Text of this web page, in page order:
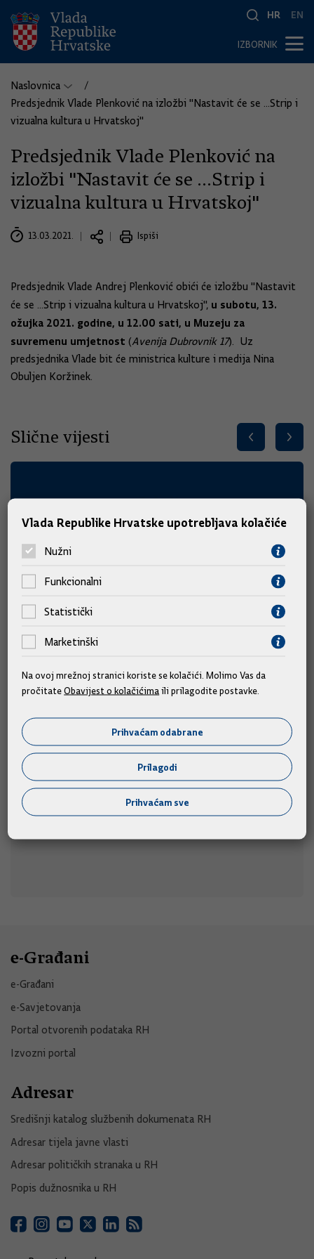
HR EN
IZBORNIK
Naslovnica
Predsjednik Vlade Plenković na izložbi "Nastavit će se ...Strip i
vizualna kultura u Hrvatskoj"
Predsjednik Vlade Plenković na
izložbi "Nastavit će se ...Strip i
vizualna kultura u Hrvatskoj"
13.03.2021. Ispiši
Predsjednik Vlade Andrej Plenković obići će izložbu "Nastavit
će se ...Strip i vizualna kultura u Hrvatskoj", u subotu, 13.
ožujka 2021. godine, u 12.00 sati, u Muzeju za
suvremenu umjetnost (Avenija Dubrovnik 17). Uz
predsjednika Vlade bit će ministrica kulture i medija Nina
Obuljen Koržinek.
Slične vijesti
Predsjednik Vlade Plenković na 311. Sinjskoj
Predsjednik Vlade Andrej Plenković prisustvovat će 311.
Sinjskoj alci,u nedjelju, 9. kolovoza 2026.
09.08.2026.
e-Građani
e-Građani
e-Savjetovanja
Portal otvorenih podataka RH
Izvozni portal
Adresar
Središnji katalog službenih dokumenata RH
Adresar tijela javne vlasti
Adresar političkih stranaka u RH
Popis dužnosnika u RH
Vlada Republike Hrvatske upotrebljava kolačiće
Nužni
Funkcionalni
Statistički
Marketinški
Na ovoj mrežnoj stranici koriste se kolačići. Molimo Vas da
pročitateObavijest o kolačićima ili prilagodite postavke.
Prihvaćam odabrane
Prilagodi
Prihvaćam sve